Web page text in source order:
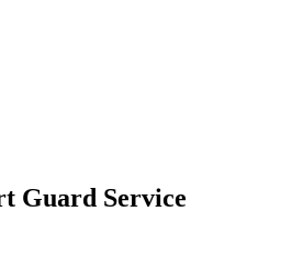
Guard Service